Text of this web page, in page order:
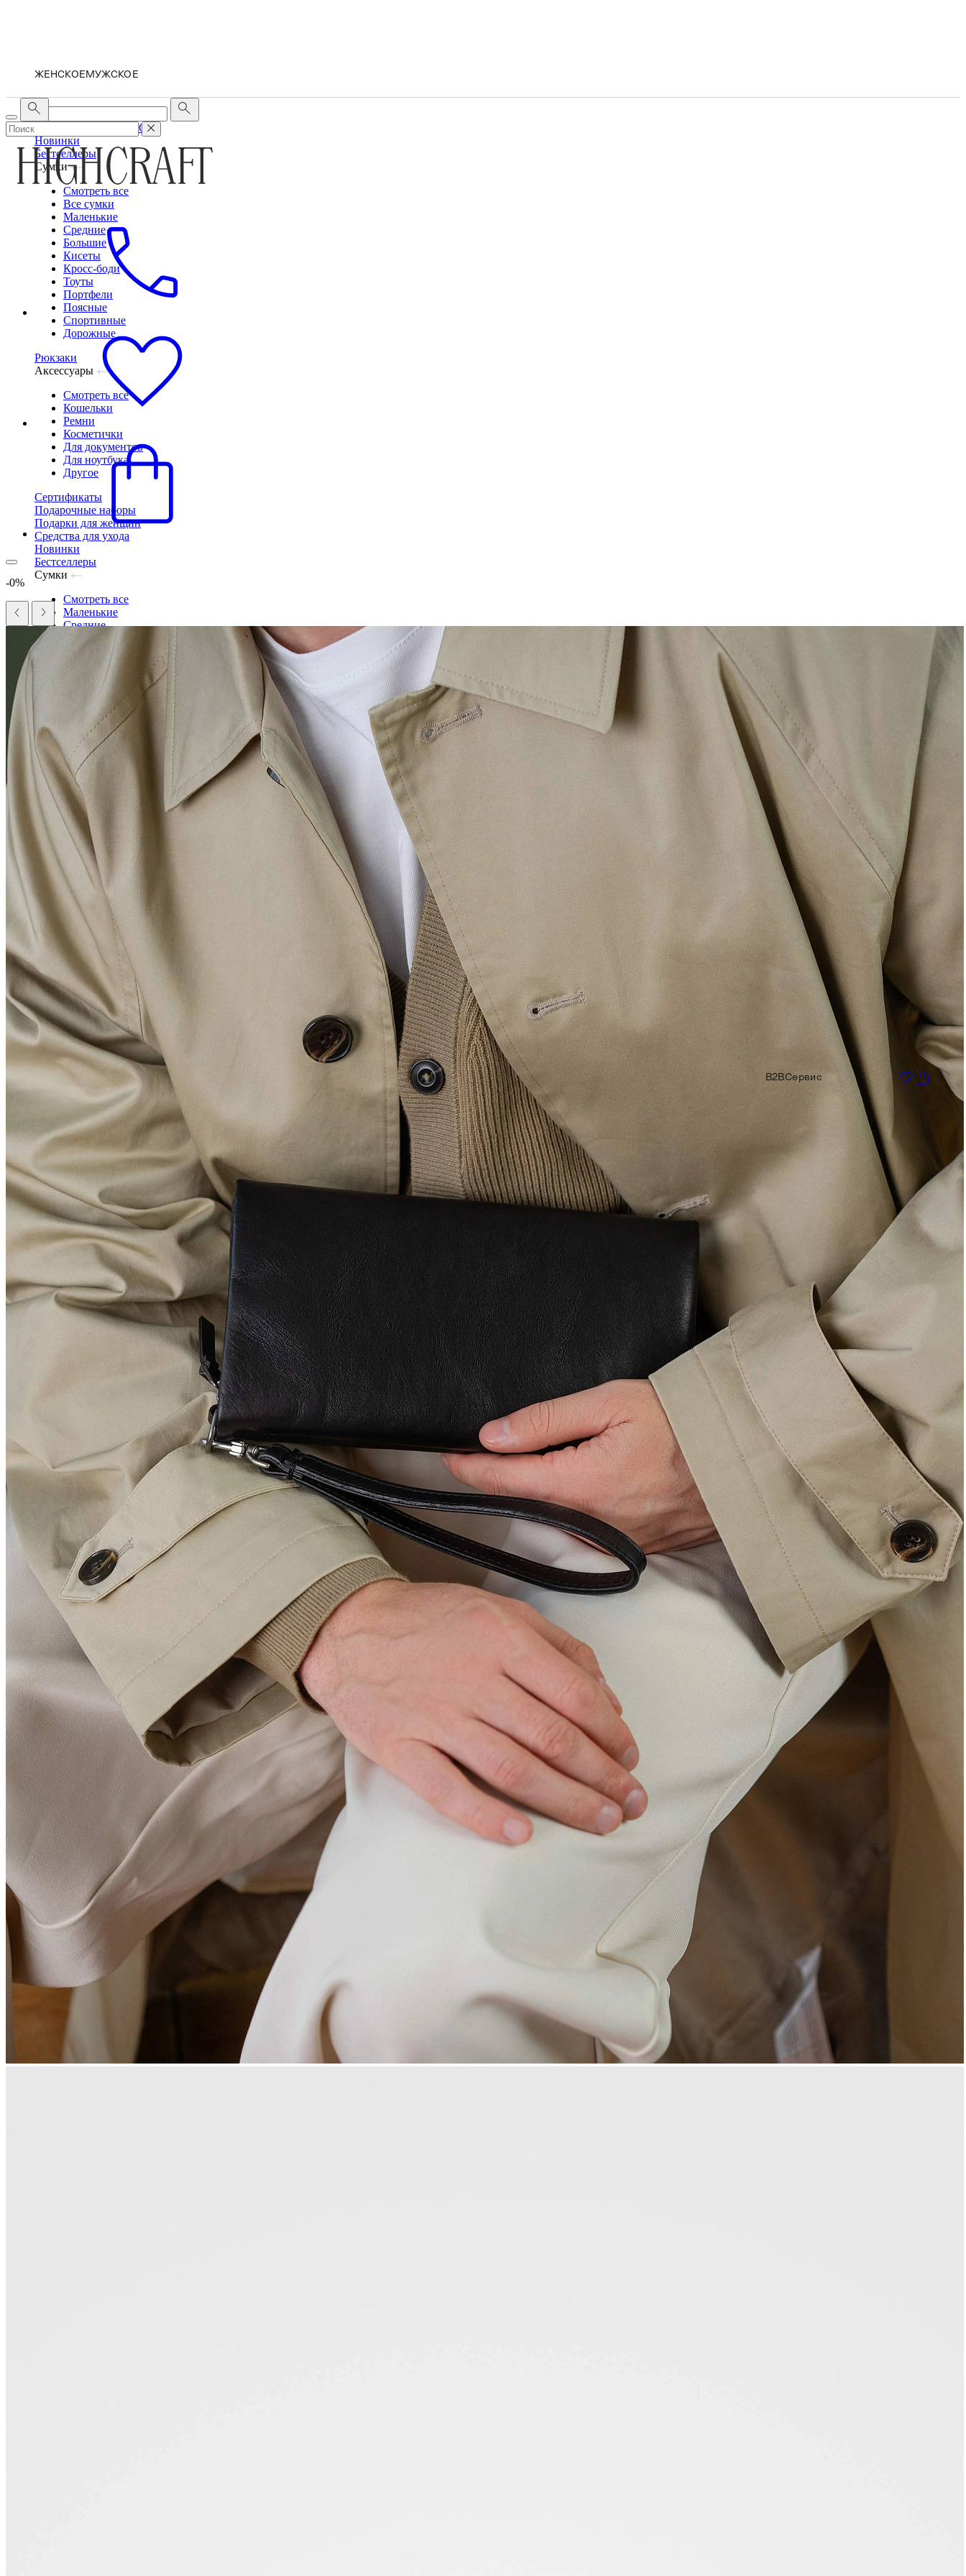
ЖЕНСКОЕ МУЖСКОЕ
МУЖСКОЕ
Новинки
Бестселлеры
Сумки
Смотреть все
Все сумки
Маленькие
Средние
Большие
Кисеты
Кросс-боди
Тоуты
Портфели
Поясные
Спортивные
Дорожные
Рюкзаки
Аксессуары
Смотреть все
Кошельки
Ремни
Косметички
Для документов
Для ноутбука
Другое
Сертификаты
Подарочные наборы
Подарки для женщин
Средства для ухода
Новинки
Бестселлеры
Сумки
Смотреть все
Маленькие
Средние
Большие
Портфели
Планшеты
Поясные
Дорожные
Спортивные
Рюкзаки
Аксессуары
Смотреть все
Кошельки
Ремни
Несессеры
Для документов
Для ноутбука
Другое
Сертификаты
Подарочные наборы
Подарки для мужчин
Средства для ухода
B2BСервис
-0%